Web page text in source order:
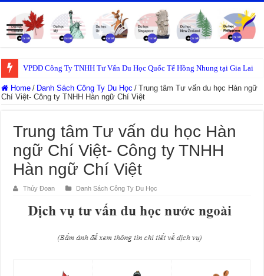
VPĐD Công Ty TNHH Tư Vấn Du Học Quốc Tế Hồng Nhung tại Gia Lai
Home / Danh Sách Công Ty Du Học / Trung tâm Tư vấn du học Hàn ngữ
Chí Việt- Công ty TNHH Hàn ngữ Chí Việt
Trung tâm Tư vấn du học Hàn
ngữ Chí Việt- Công ty TNHH
Hàn ngữ Chí Việt
Thúy Đoan Danh Sách Công Ty Du Học